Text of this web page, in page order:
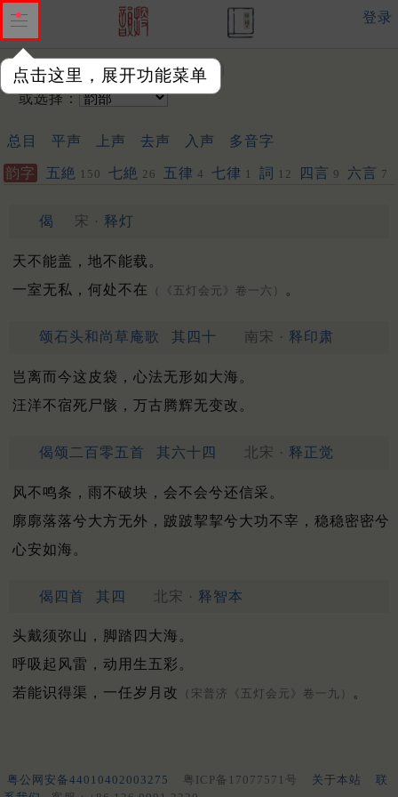
点击这里，展开功能菜单
登录
输入韵字：
或选择：
总目 平声 上声 去声 入声 多音字
韵字 五絶 150 七絶 26 五律 4 七律 1 詞 12 四言 9 六言 7
偈 宋 · 释灯
天不能盖，地不能载。
一室无私，何处不在
（《五灯会元》卷一六） 。
颂石头和尚草庵歌 其四十 南宋 · 释印肃
岂离而今这皮袋，心法无形如大海。
汪洋不宿死尸骸，万古腾辉无变改。
偈颂二百零五首 其六十四 北宋 · 释正觉
风不鸣条，雨不破块，会不会兮还信采。
廓廓落落兮大方无外，跛跛挈挈兮大功不宰，稳稳密密兮
心安如海。
偈四首 其四 北宋 · 释智本
头戴须弥山，脚踏四大海。
呼吸起风雷，动用生五彩。
若能识得渠，一任岁月改
（宋普济《五灯会元》卷一九） 。
粤公网安备44010402003275 粤ICP备17077571号 关于本站
联